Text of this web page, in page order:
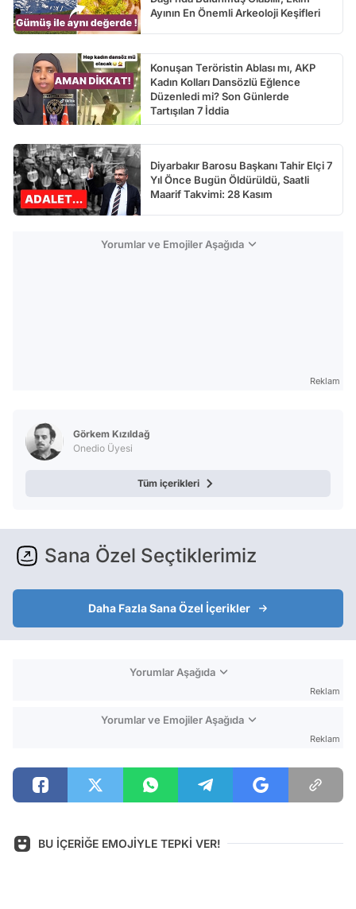
Ayının En Önemli Arkeoloji Keşifleri
Konuşan Teröristin Ablası mı, AKP
Kadın Kolları Dansözlü Eğlence
Düzenledi mi? Son Günlerde
Tartışılan 7 İddia
Diyarbakır Barosu Başkanı Tahir Elçi 7
Yıl Önce Bugün Öldürüldü, Saatli
Maarif Takvimi: 28 Kasım
Yorumlar ve Emojiler Aşağıda
Reklam
Görkem Kızıldağ
Onedio Üyesi
Tüm içerikleri
Sana Özel Seçtiklerimiz
Daha Fazla Sana Özel İçerikler
Yorumlar Aşağıda
Reklam
Yorumlar ve Emojiler Aşağıda
Reklam
BU İÇERİĞE EMOJİYLE TEPKİ VER!